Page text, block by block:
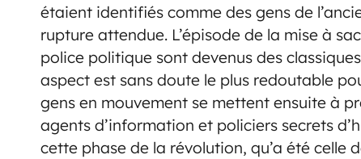
étaient identifiés comme des gens de
rupture attendue. L’épisode de la mise à
police politique sont devenus des
aspect est sans doute le plus redoutable
gens en mouvement se mettent ensuite à
agents d’information et policiers secrets
cette phase de la révolution, qu’a été celle